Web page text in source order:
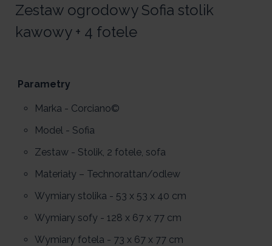
Zestaw ogrodowy Sofia stolik
kawowy + 4 fotele
Parametry
Marka - Corciano©
Model - Sofia
Zestaw - Stolik, 2 fotele, sofa
Materiały – Technorattan/odlew
Wymiary stolika - 53 x 53 x 40 cm
Wymiary sofy - 128 x 67 x 77 cm
Wymiary fotela - 73 x 67 x 77 cm